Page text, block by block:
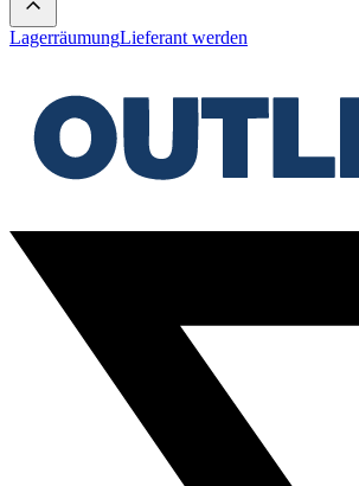
LagerräumungLieferant werden